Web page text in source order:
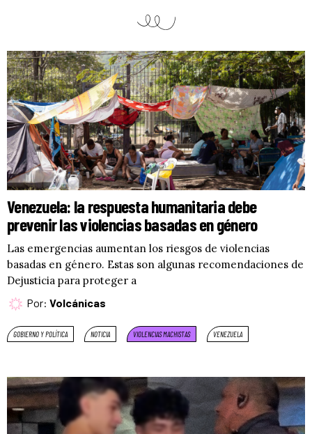
Venezuela: la respuesta humanitaria debe
prevenir las violencias basadas en género
Las emergencias aumentan los riesgos de violencias
basadas en género. Estas son algunas recomendaciones de
Dejusticia para proteger a
Por: Volcánicas
GOBIERNO Y POLÍTICA NOTICIA VIOLENCIAS MACHISTAS VENEZUELA